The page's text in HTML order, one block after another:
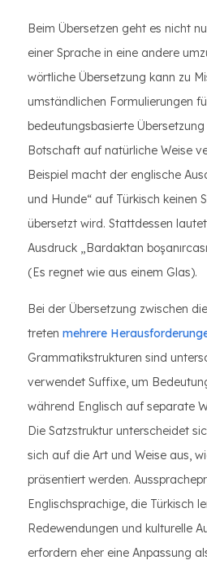
Beim Übersetzen geht es nicht
einer Sprache in eine andere
wörtliche Übersetzung kann zu
umständlichen Formulierungen
bedeutungsbasierte
Botschaft auf natürliche Weise
Beispiel macht der englische
und Hunde“ auf Türkisch keinen
übersetzt wird. Stattdessen
Ausdruck „Bardaktan
(Es regnet wie aus einem Glas).
Bei der Übersetzung zwischen
treten mehrere
Grammatikstrukturen sind
verwendet Suffixe, um
während Englisch auf separate
Die Satzstruktur unterscheidet
sich auf die Art und Weise aus,
präsentiert werden.
Englischsprachige, die Türkisch
Redewendungen und kulturelle
erfordern eher eine Anpassung